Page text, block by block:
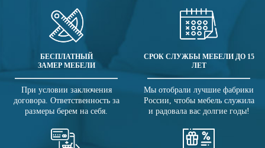
БЕСПЛАТНЫЙ
ЗАМЕР МЕБЕЛИ
При условии заключения
договора. Ответственность за
размеры берем на себя.
СРОК СЛУЖБЫ МЕБЕЛИ ДО 15
ЛЕТ
Мы отобрали лучшие фабрики
России, чтобы мебель служила
и радовала вас долгие годы!